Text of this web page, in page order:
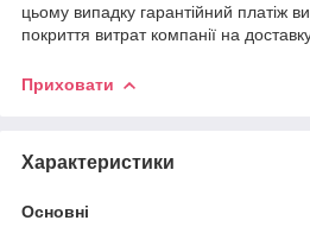
цьому випадку гарантійний платіж
покриття витрат компанії на
Приховати
Характеристики
Основні